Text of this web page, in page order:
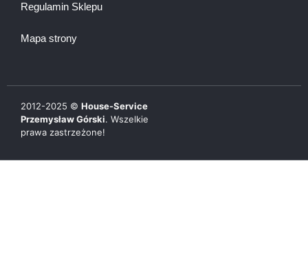
Regulamin Sklepu
Mapa strony
2012-2025 © House-Service
Przemysław Górski. Wszelkie
prawa zastrzeżone!